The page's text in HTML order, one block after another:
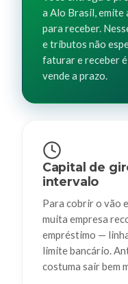
a Alo Brasil, emite
para receber.
e tributos não
faturar e receber
vende a prazo.
Capital de
intervalo
Para cobrir o vão
muita empresa
empréstimo —
limite bancário.
costuma sair bem